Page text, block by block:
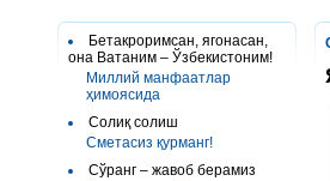
Бетакроримсан, ягонасан,
она Ватаним – Ўзбекистоним!
Миллий манфаатлар
ҳимоясида
Солиқ солиш
Сметасиз қурманг!
Сўранг – жавоб берамиз